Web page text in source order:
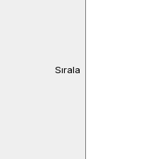
Sırala